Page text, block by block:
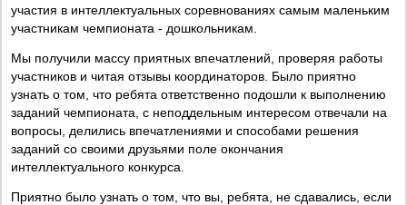
участия в интеллектуальных соревнованиях самым маленьким
участникам чемпионата - дошкольникам.
Мы получили массу приятных впечатлений, проверяя работы
участников и читая отзывы координаторов. Было приятно
узнать о том, что ребята ответственно подошли к выполнению
заданий чемпионата, с неподдельным интересом отвечали на
вопросы, делились впечатлениями и способами решения
заданий со своими друзьями поле окончания
интеллектуального конкурса.
Приятно было узнать о том, что вы, ребята, не сдавались, если